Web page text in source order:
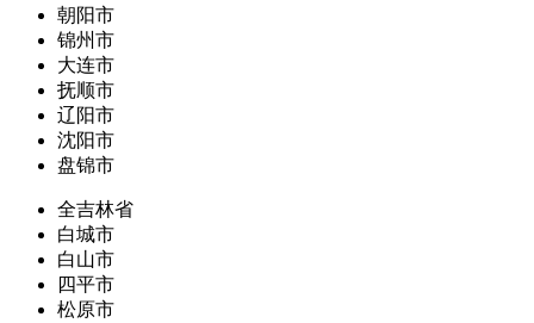
朝阳市
锦州市
大连市
抚顺市
辽阳市
沈阳市
盘锦市
全吉林省
白城市
白山市
四平市
松原市